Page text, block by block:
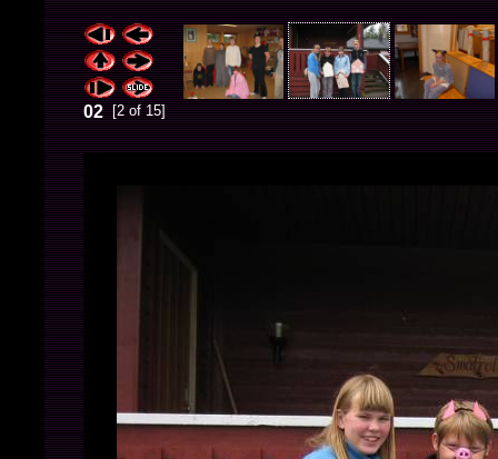
02[2 of 15]